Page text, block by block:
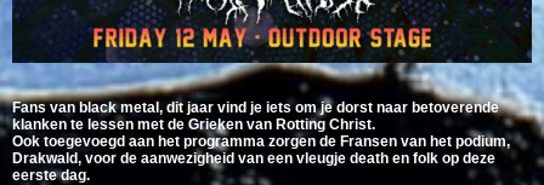
Fans van black metal, dit jaar vind je iets om je dorst naar betoverende
klanken te lessen met de Grieken van Rotting Christ.
Ook toegevoegd aan het programma zorgen de Fransen van het podium,
Drakwald, voor de aanwezigheid van een vleugje death en folk op deze
eerste dag.